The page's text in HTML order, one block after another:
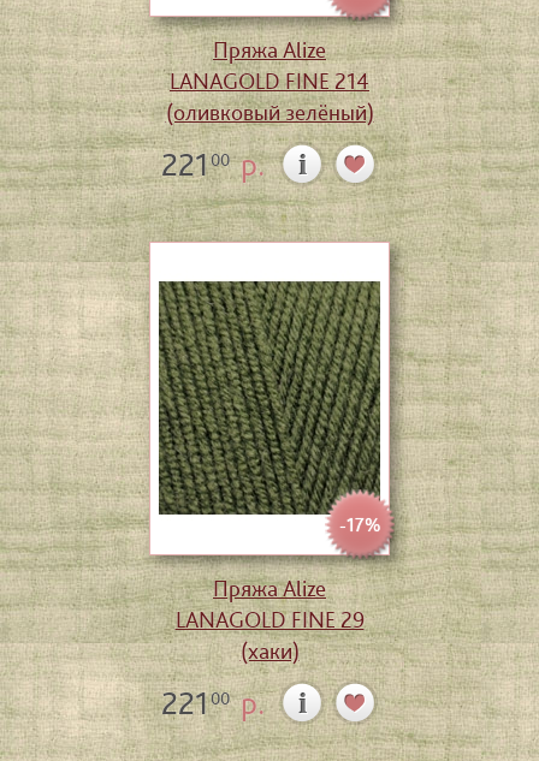
Пряжа Alize
LANAGOLD FINE 214
(оливковый зелёный)
22100р.
-17%
Пряжа Alize
LANAGOLD FINE 29
(хаки)
22100р.